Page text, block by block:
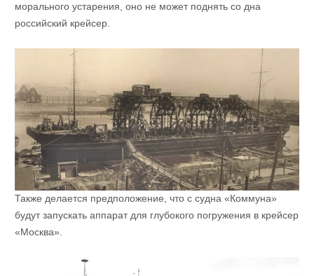
морального устарения, оно не может поднять со дна
российский крейсер.
Также делается предположение, что с судна «Коммуна»
будут запускать аппарат для глубокого погружения в крейсер
«Москва».